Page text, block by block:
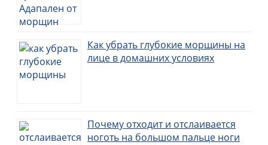
Как убрать глубокие морщины на
лице в домашних условиях
Почему отходит и отслаивается
ноготь на большом пальце ноги